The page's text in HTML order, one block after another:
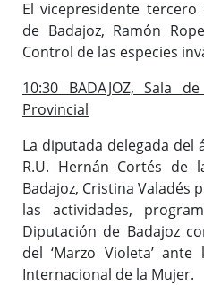
El vicepresidente
de Badajoz, Ramón
Control de las especies
10:30 BADAJOZ, Sala
Provincial
La diputada delegada del
R.U. Hernán Cortés de
Badajoz, Cristina Valadés
las actividades,
Diputación de Badajoz
del ‘Marzo Violeta’
Internacional de la Mujer.